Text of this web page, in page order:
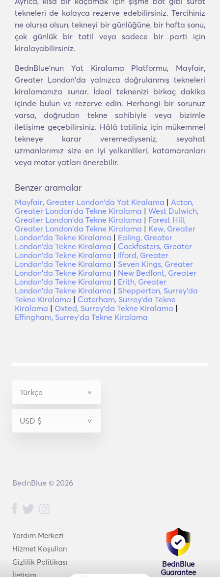
tekneleri de kolayca rezerve edebilirsiniz. Tercihiniz
ne olursa olsun, tekneyi bir günlüğüne, bir hafta sonu,
çok günlük bir tatil veya sadece bir parti için
kiralayabilirsiniz.
BednBlue'nun Yat Kiralama Platformu, Mayfair,
Greater London'da yalnızca doğrulanmış tekneleri
kiralamanıza sunar. İdeal teknenizi birkaç dakika
içinde bulun ve rezerve edin. Herhangi bir sorunuz
varsa, doğrudan tekne sahibiyle veya bizimle
iletişime geçebilirsiniz. Hâlâ tatiliniz için mükemmel
tekneye karar veremediyseniz, seyahat
uzmanlarımız size en iyi yelkenlileri, katamaranları
veya motor yatları önerebilir.
Benzer aramalar
Mayfair, Greater London'da Yat Kiralama | Acton,
Greater London'da Tekne Kiralama | West Dulwich,
Greater London'da Tekne Kiralama | Forest Hill,
Greater London'da Tekne Kiralama | Kew, Greater
London'da Tekne Kiralama | Ealing, Greater
London'da Tekne Kiralama | Cockfosters, Greater
London'da Tekne Kiralama | Ilford, Greater
London'da Tekne Kiralama | Seven Kings, Greater
London'da Tekne Kiralama | New Bedfont, Greater
London'da Tekne Kiralama | Erith, Greater
London'da Tekne Kiralama | Shepperton, Surrey'da
Tekne Kiralama | Caterham, Surrey'da Tekne
Kiralama | Oxted, Surrey'da Tekne Kiralama |
Effingham, Surrey'da Tekne Kiralama
Yardım Merkezi
Hizmet Koşulları
Gizlilik Politikası
BednBlue
Guarantee
BednBlue © 2026